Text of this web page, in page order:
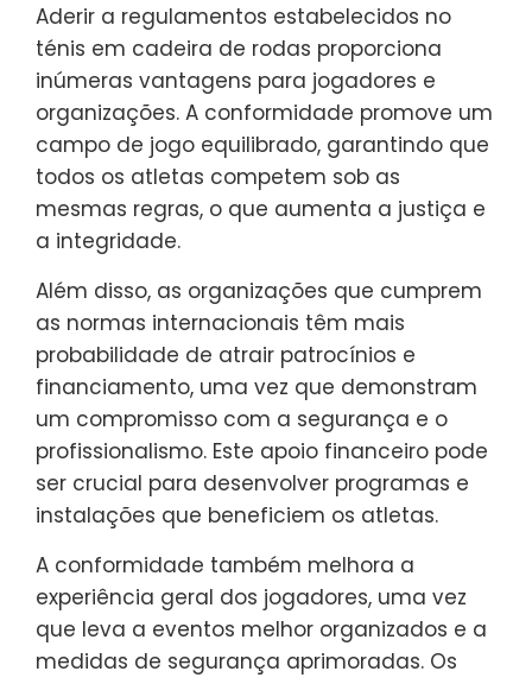
Aderir a regulamentos estabelecidos no
ténis em cadeira de rodas proporciona
inúmeras vantagens para jogadores e
organizações. A conformidade promove um
campo de jogo equilibrado, garantindo que
todos os atletas competem sob as
mesmas regras, o que aumenta a justiça e
a integridade.
Além disso, as organizações que cumprem
as normas internacionais têm mais
probabilidade de atrair patrocínios e
financiamento, uma vez que demonstram
um compromisso com a segurança e o
profissionalismo. Este apoio financeiro pode
ser crucial para desenvolver programas e
instalações que beneficiem os atletas.
A conformidade também melhora a
experiência geral dos jogadores, uma vez
que leva a eventos melhor organizados e a
medidas de segurança aprimoradas. Os